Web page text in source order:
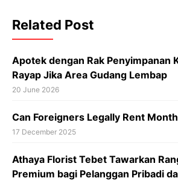
Related Post
Apotek dengan Rak Penyimpanan
Rayap Jika Area Gudang Lembap
20 June 2026
Can Foreigners Legally Rent
17 December 2025
Athaya Florist Tebet Tawarkan
Premium bagi Pelanggan Pribadi